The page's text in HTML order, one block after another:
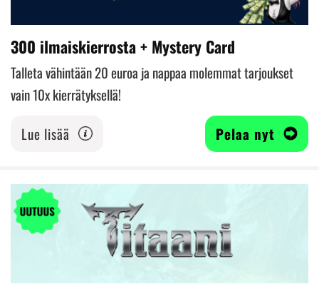
300 ilmaiskierrosta + Mystery Card
Talleta vähintään 20 euroa ja nappaa molemmat tarjoukset
vain 10x kierrätyksellä!
Lue lisää
Pelaa nyt